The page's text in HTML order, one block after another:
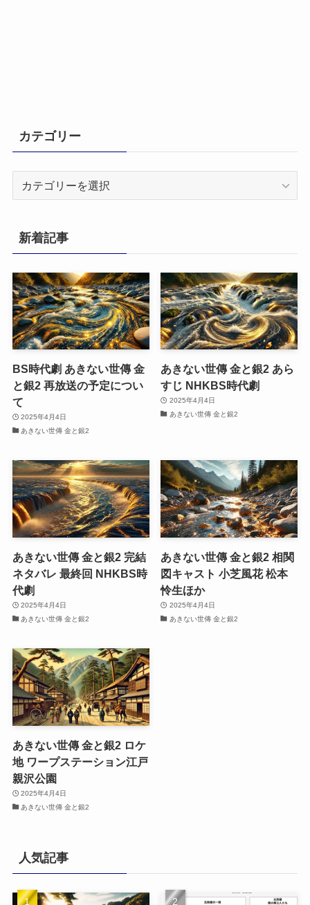
カテゴリー
リ
ー
新着記事
BS時代劇 あきない世傳 金
と銀2 再放送の予定につい
て
2025年4月4日
あきない世傳 金と銀2
あきない世傳 金と銀2 あら
すじ NHKBS時代劇
2025年4月4日
あきない世傳 金と銀2
あきない世傳 金と銀2 完結
ネタバレ 最終回 NHKBS時
代劇
2025年4月4日
あきない世傳 金と銀2
あきない世傳 金と銀2 相関
図キャスト 小芝風花 松本
怜生ほか
2025年4月4日
あきない世傳 金と銀2
あきない世傳 金と銀2 ロケ
地 ワープステーション江戸
親沢公園
2025年4月4日
あきない世傳 金と銀2
人気記事